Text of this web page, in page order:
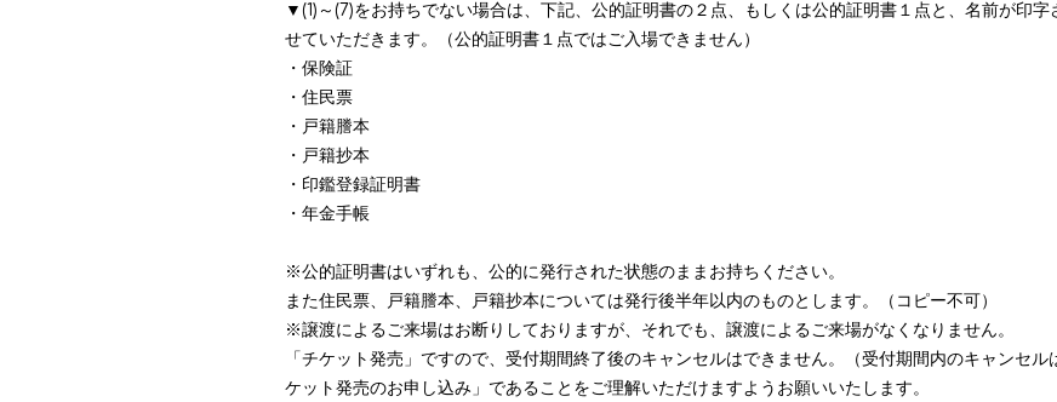
▼(1)～(7)をお持ちでない場合は、下記、公的証明書の２点、もしくは公的証明書１点と、名前が印
せていただきます。（公的証明書１点ではご入場できません）
・保険証
・住民票
・戸籍謄本
・戸籍抄本
・印鑑登録証明書
・年金手帳
※公的証明書はいずれも、公的に発行された状態のままお持ちください。
また住民票、戸籍謄本、戸籍抄本については発行後半年以内のものとします。（コピー不可）
※譲渡によるご来場はお断りしておりますが、それでも、譲渡によるご来場がなくなりません。
「チケット発売」ですので、受付期間終了後のキャンセルはできません。（受付期間内のキャンセ
ケット発売のお申し込み」であることをご理解いただけますようお願いいたします。